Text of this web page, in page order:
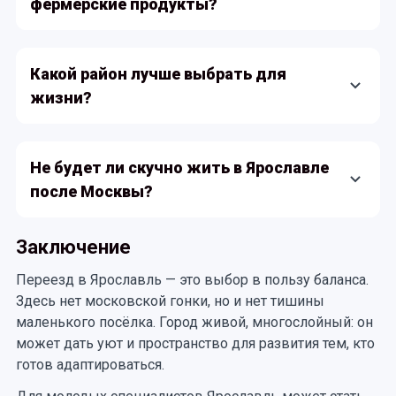
для жителей средней полосы всё вполне
фермерские продукты?
часто ниже магазинных, а вкус заметно лучше.
Какой район лучше выбрать для
жизни?
событиям — центр. Для семей с детьми хороши
Дзержинский и Ленинский районы: там много
Не будет ли скучно жить в Ярославле
после Москвы?
ежедневная «гонка» и круглосуточные
развлечения — да, может быть скучновато. Но
если цените уют, размеренность и возможность в
любой момент сесть в поезд и оказаться в
столице — Ярославль отлично подойдёт.
Заключение
Переезд в Ярославль — это выбор в пользу баланса.
Здесь нет московской гонки, но и нет тишины
маленького посёлка. Город живой, многослойный: он
может дать уют и пространство для развития тем, кто
готов адаптироваться.